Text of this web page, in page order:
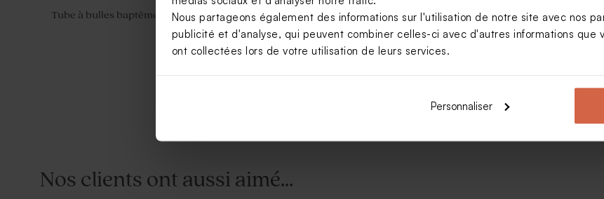
Nous partageons également des informations sur l'utilisation de notre site avec nos
publicité et d'analyse, qui peuvent combiner celles-ci avec d'autres informations que
ont collectées lors de votre utilisation de leurs services.
Personnaliser
Tube à bulles baptême bleu vintage
Dragées lentilles baptême marbrées
bleues 1 kg (± 1120 ex)
Nos clients ont aussi aimé...